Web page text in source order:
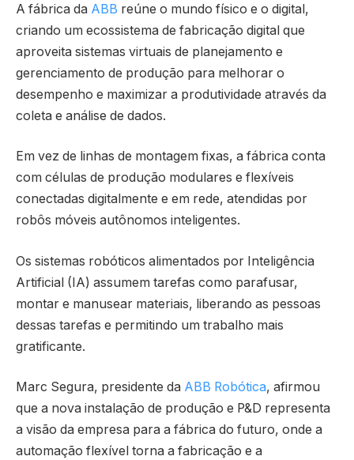
A fábrica da ABB reúne o mundo físico e o digital,
criando um ecossistema de fabricação digital que
aproveita sistemas virtuais de planejamento e
gerenciamento de produção para melhorar o
desempenho e maximizar a produtividade através da
coleta e análise de dados.
Em vez de linhas de montagem fixas, a fábrica conta
com células de produção modulares e flexíveis
conectadas digitalmente e em rede, atendidas por
robôs móveis autônomos inteligentes.
Os sistemas robóticos alimentados por Inteligência
Artificial (IA) assumem tarefas como parafusar,
montar e manusear materiais, liberando as pessoas
dessas tarefas e permitindo um trabalho mais
gratificante.
Marc Segura, presidente da ABB Robótica, afirmou
que a nova instalação de produção e P&D representa
a visão da empresa para a fábrica do futuro, onde a
automação flexível torna a fabricação e a